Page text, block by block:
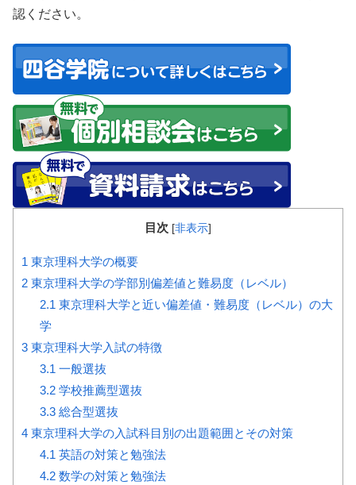
認ください。
目次 [非表示]
1 東京理科大学の概要
2 東京理科大学の学部別偏差値と難易度（レベル）
2.1 東京理科大学と近い偏差値・難易度（レベル）の大
学
3 東京理科大学入試の特徴
3.1 一般選抜
3.2学校推薦型選抜
3.3総合型選抜
4 東京理科大学の入試科目別の出題範囲とその対策
4.1 英語の対策と勉強法
4.2数学の対策と勉強法